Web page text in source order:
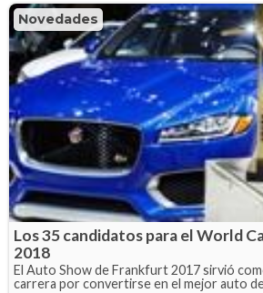
Novedades
Los 35 candidatos para el World
2018
El Auto Show de Frankfurt 2017 sirvió
carrera por convertirse en el mejor auto